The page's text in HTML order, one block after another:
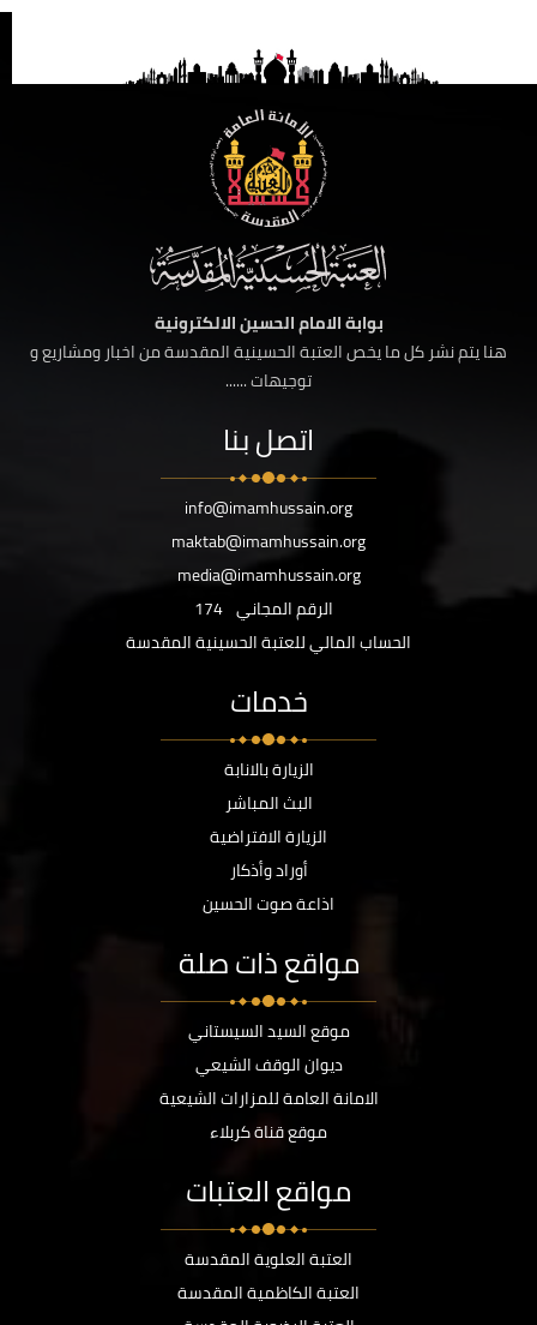
بوابة الامام الحسين الالكترونية
هنا يتم نشر كل ما يخص العتبة الحسينية المقدسة من اخبار ومشاريع و
توجيهات ......
اتصل بنا
info@imamhussain.org
maktab@imamhussain.org
media@imamhussain.org
الرقم المجاني 174
الحساب المالي للعتبة الحسينية المقدسة
خدمات
الزيارة بالانابة
البث المباشر
الزيارة الافتراضية
أوراد وأذكار
اذاعة صوت الحسين
مواقع ذات صلة
موقع السيد السيستاني
ديوان الوقف الشيعي
الامانة العامة للمزارات الشيعية
موقع قناة كربلاء
مواقع العتبات
العتبة العلوية المقدسة
العتبة الكاظمية المقدسة